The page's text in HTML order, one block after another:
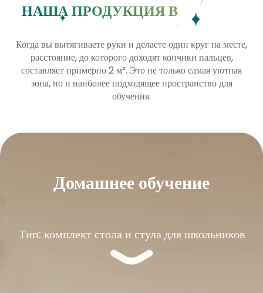
НАША ПРОДУКЦИЯ В
ПОВСЕДНЕВНОЙ ЖИЗНИ
Когда вы вытягиваете руки и делаете один круг на месте,
расстояние, до которого доходят кончики пальцев,
составляет примерно 2 м². Это не только самая уютная
зона, но и наиболее подходящее пространство для
обучения.
Домашнее обучение
Тип: комплект стола и стула для школьников